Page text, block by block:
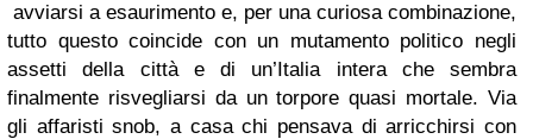
avviarsi a esaurimento e, per una curiosa combinazione,
tutto questo coincide con un mutamento politico negli
assetti della città e di un’Italia intera che sembra
finalmente risvegliarsi da un torpore quasi mortale. Via
gli affaristi snob, a casa chi pensava di arricchirsi con